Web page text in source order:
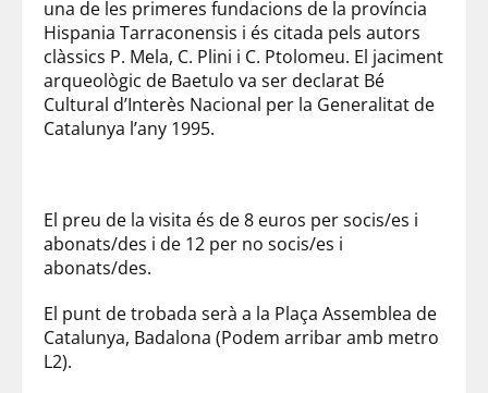
una de les primeres fundacions de la província
Hispania Tarraconensis i és citada pels autors
clàssics P. Mela, C. Plini i C. Ptolomeu. El jaciment
arqueològic de Baetulo va ser declarat Bé
Cultural d’Interès Nacional per la Generalitat de
Catalunya l’any 1995.
El preu de la visita és de 8 euros per socis/es i
abonats/des i de 12 per no socis/es i
abonats/des.
El punt de trobada serà a la Plaça Assemblea de
Catalunya, Badalona (Podem arribar amb metro
L2).